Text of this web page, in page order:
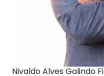
Nivaldo Alves Galindo